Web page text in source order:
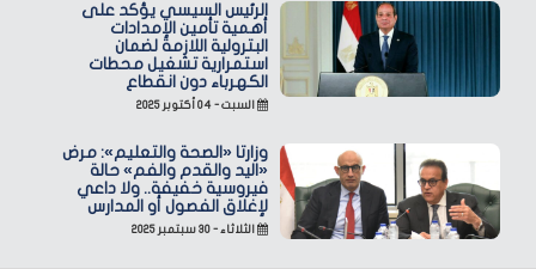
الرئيس السيسي يؤكد على
أهمية تأمين الإمدادات
البترولية اللازمة لضمان
استمرارية تشغيل محطات
الكهرباء دون انقطاع
السبت - ٠٤ أكتوبر ٢٠٢٥
وزارتا «الصحة والتعليم»: مرض
«اليد والقدم والفم» حالة
فيروسية خفيفة.. ولا داعي
لإغلاق الفصول أو المدارس
الثلاثاء - ٣٠ سبتمبر ٢٠٢٥